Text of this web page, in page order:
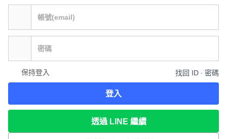
保持登入 找回 ID ∙ 密碼
登入
透過 LINE 繼續